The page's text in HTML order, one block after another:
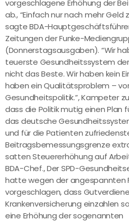
vorgeschlagene Erhöhung der
ab., “Einfach nur nach mehr Geld
sagte BDA-
Zeitungen der Funke-
(Donnerstagsausgaben). “Wir
teuerste Gesundheitssystem
nicht das Beste. Wir haben kein
haben ein Qualitätsproblem –
Gesundheitspolitik.”, Kampeter
dass die Politik mutig einen Plan
das deutsche
und für die Patienten
Beitragsbemessungsgrenze
satten Steuererhöhung auf
BDA-Chef., Der SPD-
hatte wegen der angespannten
vorgeschlagen, dass
Krankenversicherung einzahlen
eine Erhöhung der sogenannten